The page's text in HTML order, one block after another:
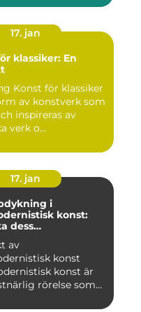
17. jan
klassiker: En
av konstverk som
inspireras av
verk o...
17. jan
i
konst:
dess
natur
av
konst
konst är
rörelse som